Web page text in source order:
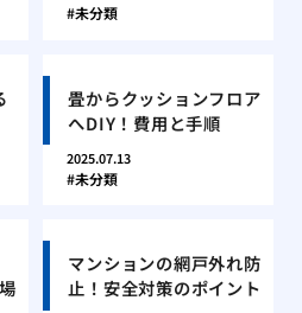
未分類
畳からクッションフロア
へDIY！費用と手順
2025.07.13
未分類
マンションの網戸外れ防
止！安全対策のポイント